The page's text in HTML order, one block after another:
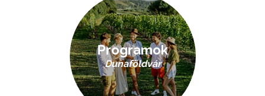
Programok
Dunaföldvár